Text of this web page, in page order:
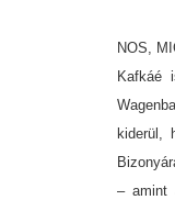
NOS,
Kafkáé
kiderül,
– amint